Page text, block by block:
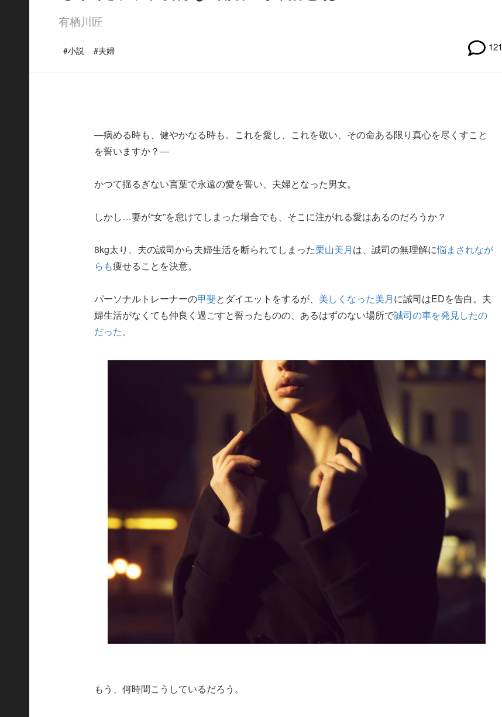
有栖川匠
#小説 #夫婦 121
―病める時も、健やかなる時も。これを愛し、これを敬い、その命ある限り真心を尽くすこと
を誓いますか？―
かつて揺るぎない言葉で永遠の愛を誓い、夫婦となった男女。
しかし…妻が“女”を怠けてしまった場合でも、そこに注がれる愛はあるのだろうか？
8kg太り、夫の誠司から夫婦生活を断られてしまった栗山美月は、誠司の無理解に悩まされなが
らも痩せることを決意。
パーソナルトレーナーの甲斐とダイエットをするが、 美しくなった美月に誠司はEDを告白。夫
婦生活がなくても仲良く過ごすと誓ったものの、あるはずのない場所で誠司の車を発見したの
だった。
もう、何時間こうしているだろう。